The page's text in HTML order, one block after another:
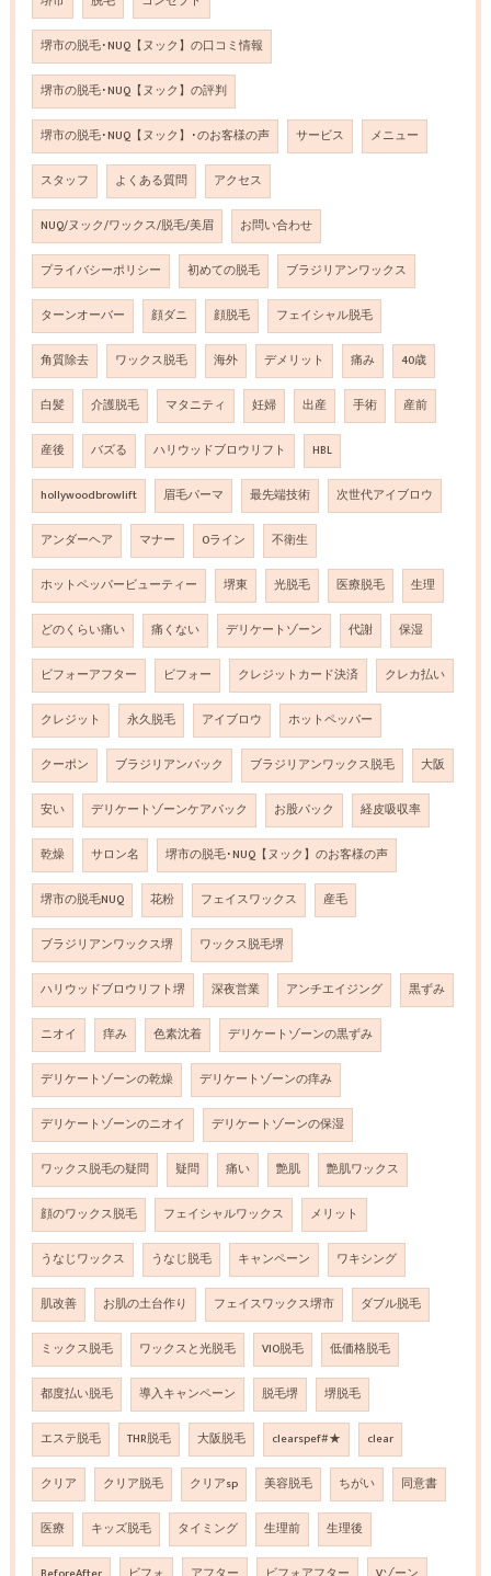
堺市の脱毛･NUQ【ヌック】の口コミ情報
堺市の脱毛･NUQ【ヌック】の評判
堺市の脱毛･NUQ【ヌック】･のお客様の声 サービス メニュー
スタッフ よくある質問 アクセス
NUQ/ヌック/ワックス/脱毛/美眉 お問い合わせ
プライバシーポリシー 初めての脱毛 ブラジリアンワックス
ターンオーバー 顔ダニ 顔脱毛 フェイシャル脱毛
角質除去 ワックス脱毛 海外 デメリット 痛み 40歳
白髪 介護脱毛 マタニティ 妊婦 出産 手術 産前
産後 バズる ハリウッドブロウリフト HBL
hollywoodbrowlift 眉毛パーマ 最先端技術 次世代アイブロウ
アンダーヘア マナー Oライン 不衛生
ホットペッパービューティー 堺東 光脱毛 医療脱毛 生理
どのくらい痛い 痛くない デリケートゾーン 代謝 保湿
ビフォーアフター ビフォー クレジットカード決済 クレカ払い
クレジット 永久脱毛 アイブロウ ホットペッパー
クーポン ブラジリアンパック ブラジリアンワックス脱毛 大阪
安い デリケートゾーンケアパック お股パック 経皮吸収率
乾燥 サロン名 堺市の脱毛･NUQ【ヌック】のお客様の声
堺市の脱毛NUQ 花粉 フェイスワックス 産毛
ブラジリアンワックス堺 ワックス脱毛堺
ハリウッドブロウリフト堺 深夜営業 アンチエイジング 黒ずみ
ニオイ 痒み 色素沈着 デリケートゾーンの黒ずみ
デリケートゾーンの乾燥 デリケートゾーンの痒み
デリケートゾーンのニオイ デリケートゾーンの保湿
ワックス脱毛の疑問 疑問 痛い 艶肌 艶肌ワックス
顔のワックス脱毛 フェイシャルワックス メリット
うなじワックス うなじ脱毛 キャンペーン ワキシング
肌改善 お肌の土台作り フェイスワックス堺市 ダブル脱毛
ミックス脱毛 ワックスと光脱毛 VIO脱毛 低価格脱毛
都度払い脱毛 導入キャンペーン 脱毛堺 堺脱毛
エステ脱毛 THR脱毛 大阪脱毛 clearspef#★ clear
クリア クリア脱毛 クリアsp 美容脱毛 ちがい 同意書
医療 キッズ脱毛 タイミング 生理前 生理後